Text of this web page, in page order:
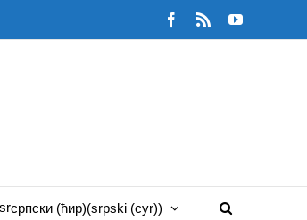
Facebook
Rss YouTube
српски (ћир)(srpski (cyr))